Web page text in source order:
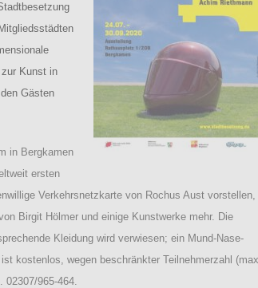
Kunst in
Gästen
in Bergkamen
ersten
Verkehrsnetzkarte von Rochus Aust vorstellen,
Birgit Hölmer und einige Kunstwerke mehr. Die
Kleidung wird verwiesen; ein Mund-Nase-
kostenlos, wegen beschränkter Teilnehmerzahl
02307/965-464.